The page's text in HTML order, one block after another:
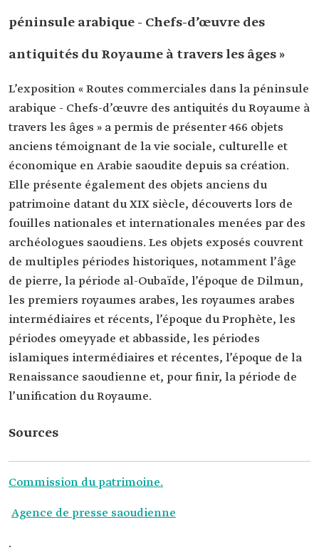
péninsule arabique - Chefs-d’œuvre des
antiquités du Royaume à travers les âges »
L’exposition « Routes commerciales dans la péninsule
arabique - Chefs-d’œuvre des antiquités du Royaume à
travers les âges » a permis de présenter 466 objets
anciens témoignant de la vie sociale, culturelle et
économique en Arabie saoudite depuis sa création.
Elle présente également des objets anciens du
patrimoine datant du XIX siècle, découverts lors de
fouilles nationales et internationales menées par des
archéologues saoudiens. Les objets exposés couvrent
de multiples périodes historiques, notamment l’âge
de pierre, la période al-Oubaïde, l’époque de Dilmun,
les premiers royaumes arabes, les royaumes arabes
intermédiaires et récents, l’époque du Prophète, les
périodes omeyyade et abbasside, les périodes
islamiques intermédiaires et récentes, l’époque de la
Renaissance saoudienne et, pour finir, la période de
l’unification du Royaume.
Sources
Commission du patrimoine.
Agence de presse saoudienne
.